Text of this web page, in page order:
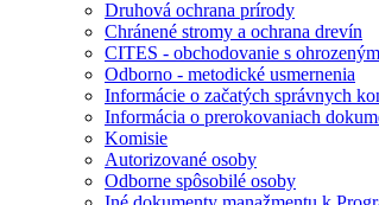
Druhová ochrana prírody
Chránené stromy a ochrana drevín
CITES - obchodovanie s
Odborno - metodické usmernenia
Informácie o začatých správnych
Informácia o prerokovaniach
Komisie
Autorizované osoby
Odborne spôsobilé osoby